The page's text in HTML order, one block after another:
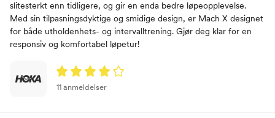
slitesterkt enn tidligere, og gir en enda bedre løpeopplevelse.
Med sin tilpasningsdyktige og smidige design, er Mach X designet
for både utholdenhets- og intervalltrening. Gjør deg klar for en
responsiv og komfortabel løpetur!
11 anmeldelser